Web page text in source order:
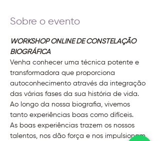
Sobre o evento
WORKSHOP ONLINE DE CONSTELAÇÃO
BIOGRÁFICA
Venha conhecer uma técnica potente e
transformadora que proporciona
autoconhecimento através da integração
das várias fases da sua história de vida.
Ao longo da nossa biografia, vivemos
tanto experiências boas como difíceis.
As boas experiências trazem os nossos
talentos, nos dão força e nos impulsionam